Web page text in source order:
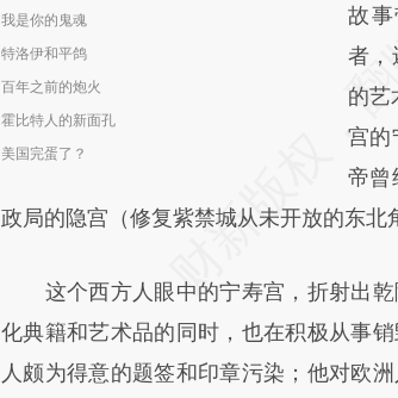
我是你的鬼魂
特洛伊和平鸽
百年之前的炮火
霍比特人的新面孔
美国完蛋了？
成，
新观
对和
故
者，
的艺
宫的
帝曾
政局的隐宫（修复紫禁城从未开放的东北
这个西方人眼中的宁寿宫，折射出乾
化典籍和艺术品的同时，也在积极从事
人颇为得意的题签和印章污染；他对欧